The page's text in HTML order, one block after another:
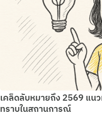
เคล็ดลับหมายถึง 2569 แน
ทราบในสถานการณ์